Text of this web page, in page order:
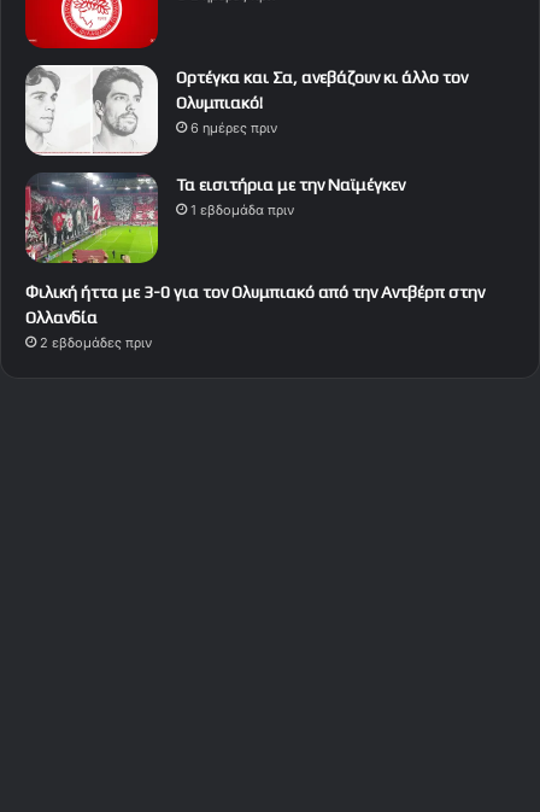
Ορτέγκα και Σα, ανεβάζουν κι άλλο τον
Ολυμπιακό!
6 ημέρες πριν
Τα εισιτήρια με την Ναϊμέγκεν
1 εβδομάδα πριν
Φιλική ήττα με 3-0 για τον Ολυμπιακό από την Αντβέρπ στην
Ολλανδία
2 εβδομάδες πριν